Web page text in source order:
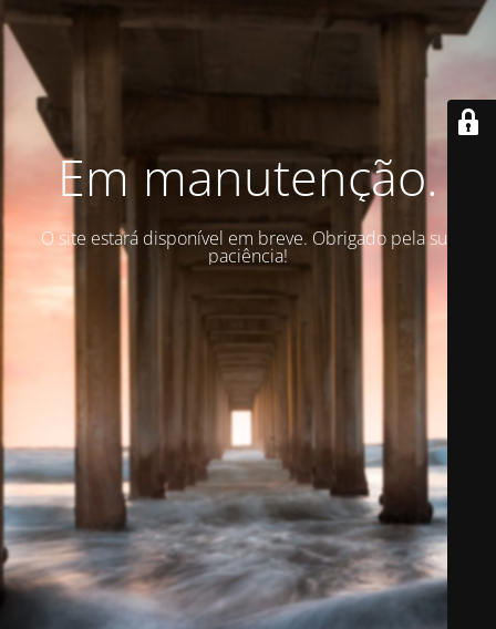
Em manutenção.
O site estará disponível em breve. Obrigado pela sua
paciência!